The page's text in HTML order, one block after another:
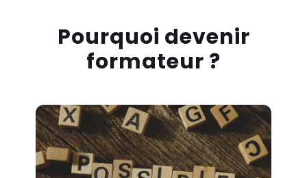
Pourquoi devenir
formateur ?